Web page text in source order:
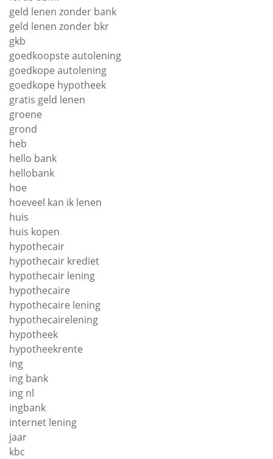
geld lenen zonder bank
geld lenen zonder bkr
gkb
goedkoopste autolening
goedkope autolening
goedkope hypotheek
gratis geld lenen
groene
grond
heb
hello bank
hellobank
hoe
hoeveel kan ik lenen
huis
huis kopen
hypothecair
hypothecair krediet
hypothecair lening
hypothecaire
hypothecaire lening
hypothecairelening
hypotheek
hypotheekrente
ing
ing bank
ing nl
ingbank
internet lening
jaar
kbc